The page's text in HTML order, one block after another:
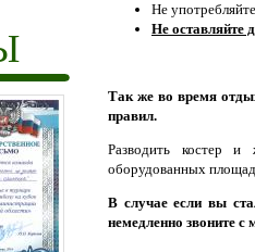
Не
Не оставляйте
Так же во время
правил.
Разводить костер
оборудованных
В случае если вы
немедленно звоните с